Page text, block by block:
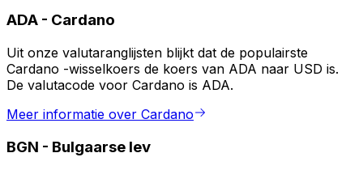
ADA - Cardano
Uit onze valutaranglijsten blijkt dat de populairste
Cardano -wisselkoers de koers van ADA naar USD is.
De valutacode voor Cardano is ADA.
Meer informatie over Cardano
BGN - Bulgaarse lev